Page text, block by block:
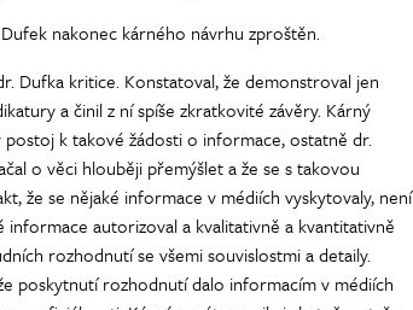
nakonec kárného návrhu zproštěn.
Dufka kritice. Konstatoval, že demonstroval jen
a činil z ní spíše zkratkovité závěry. Kárný
k takové žádosti o informace, ostatně dr.
o věci hlouběji přemýšlet a že se s takovou
že se nějaké informace v médiích vyskytovaly, není
autorizoval a kvalitativně a kvantitativně
rozhodnutí se všemi souvislostmi a detaily.
poskytnutí rozhodnutí dalo informacím v médiích